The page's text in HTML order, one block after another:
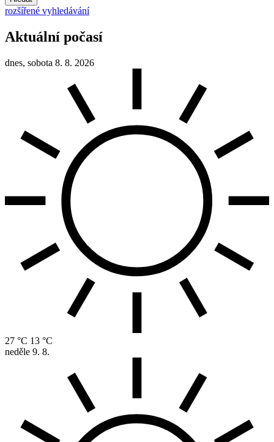
rozšířené vyhledávání
Aktuální počasí
dnes, sobota 8. 8. 2026
27 °C 13 °C
neděle 9. 8.